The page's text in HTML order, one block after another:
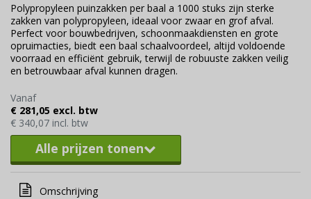
Polypropyleen puinzakken per baal a 1000 stuks zijn sterke
zakken van polypropyleen, ideaal voor zwaar en grof afval.
Perfect voor bouwbedrijven, schoonmaakdiensten en grote
opruimacties, biedt een baal schaalvoordeel, altijd voldoende
voorraad en efficiënt gebruik, terwijl de robuuste zakken veilig
en betrouwbaar afval kunnen dragen.
Vanaf
€ 281,05 excl. btw
€ 340,07 incl. btw
Alle prijzen tonen
Omschrijving